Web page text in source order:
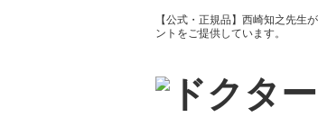
【公式・正規品】西崎知之先生
ントをご提供しています。